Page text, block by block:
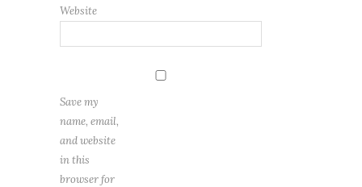
Website
Save my
name, email,
and website
in this
browser for